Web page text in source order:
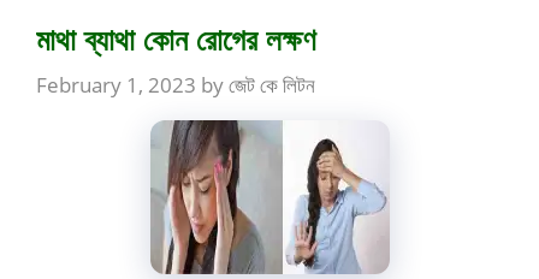
মাথা ব্যাথা কোন রোগের লক্ষণ
February 1, 2023 byজেট কে লিটন